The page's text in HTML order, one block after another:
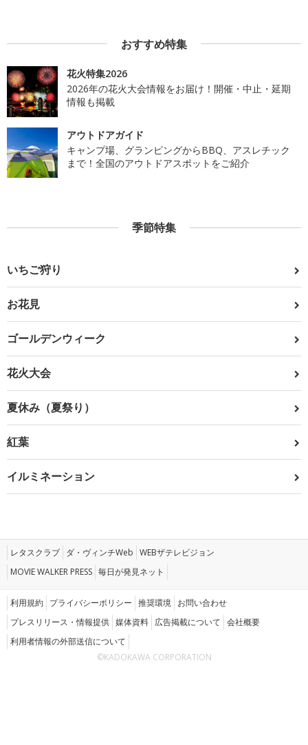
おすすめ特集
花火特集2026
2026年の花火大会情報をお届け！開催・中止・延期
情報も掲載
アウトドアガイド
キャンプ場、グランピングからBBQ、アスレチック
まで！全国のアウトドアスポットをご紹介
季節特集
いちご狩り
お花見
ゴールデンウィーク
花火大会
夏休み（夏祭り）
紅葉
イルミネーション
レタスクラブ ダ・ヴィンチWeb WEBザテレビジョン
MOVIE WALKER PRESS 毎日が発見ネット
利用規約 プライバシーポリシー 推奨環境 お問い合わせ
プレスリリース・情報提供 媒体資料 広告掲載について 会社概要
利用者情報の外部送信について
©KADOKAWA CORPORATION